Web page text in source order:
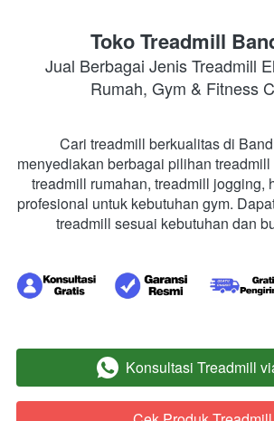
Toko Treadmill
Rumah, Gym & Fitness
Cari treadmill berkualitas di
menyediakan berbagai pilihan
treadmill rumahan, treadmill jogging,
profesional untuk kebutuhan gym.
treadmill sesuai kebutuhan dan
` Konsultasi Treadmill